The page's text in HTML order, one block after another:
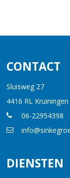
CONTACT
Sluisweg 27
4416 RL Kruiningen
06-22954398
DIENSTEN